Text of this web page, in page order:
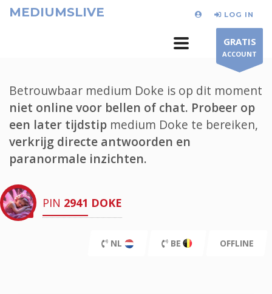
MEDIUMSLIVE LOG IN
GRATIS
ACCOUNT
Betrouwbaar medium Doke is op dit moment
niet online voor bellen of chat. Probeer op
een later tijdstip medium Doke te bereiken,
verkrijg directe antwoorden en
paranormale inzichten.
PIN 2941 DOKE
NL BE OFFLINE